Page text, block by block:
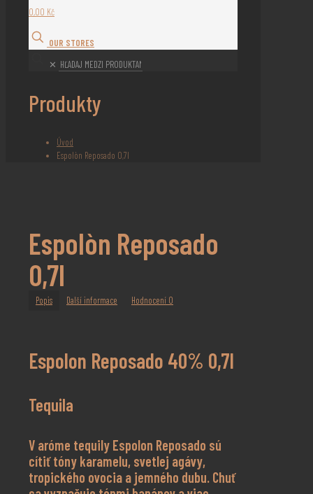
0,00 Kč
OUR STORES
✕
Produkty
Úvod
Espolòn Reposado 0,7l
Espolòn Reposado
0,7l
Popis Další informace Hodnocení 0
Espolon Reposado 40% 0,7l
Tequila
V aróme tequily Espolon Reposado sú
cítiť tóny karamelu, svetlej agávy,
tropického ovocia a jemného dubu. Chuť